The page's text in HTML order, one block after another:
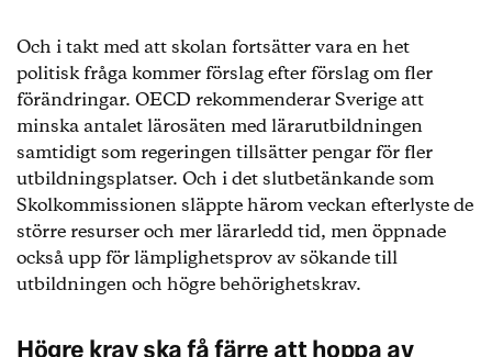
lärosäten underkändes också i Högskoleverkets
granskningar. 2008 hotades 10 av 26 lärosäten
med indragen examensrätt om de inte rättade till
kvalitetsbristerna i lärarutbildningen.
2011 genomfördes nästa stora reform. Nu delades
utbildningen återigen upp, så att olika typer av
lärare fick olika examina. Samtidigt infördes även
lärarlegitimation. Men även dagens variant har
utstått mycket kritik. Även om antalet sökande
ökat så är antalet avhopp fortsatt mycket högt.
Och i takt med att skolan fortsätter vara en het
politisk fråga kommer förslag efter förslag om fler
förändringar. OECD rekommenderar Sverige att
minska antalet lärosäten med lärarutbildningen
samtidigt som regeringen tillsätter pengar för fler
utbildningsplatser. Och i det slutbetänkande som
Skolkommissionen släppte härom veckan efterlyste de
större resurser och mer lärarledd tid, men öppnade
också upp för lämplighetsprov av sökande till
utbildningen och högre behörighetskrav.